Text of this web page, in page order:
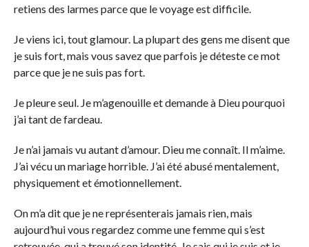
retiens des larmes parce que le voyage est difficile.
Je viens ici, tout glamour. La plupart des gens me disent que
je suis fort, mais vous savez que parfois je déteste ce mot
parce que je ne suis pas fort.
Je pleure seul. Je m’agenouille et demande à Dieu pourquoi
j’ai tant de fardeau.
Je n’ai jamais vu autant d’amour. Dieu me connaît. Il m’aime.
J’ai vécu un mariage horrible. J’ai été abusé mentalement,
physiquement et émotionnellement.
On m’a dit que je ne représenterais jamais rien, mais
aujourd’hui vous regardez comme une femme qui s’est